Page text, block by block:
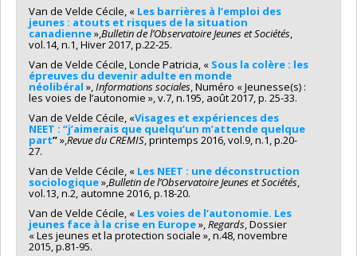
Van de Velde Cécile, « Les barrières à l’emploi des
jeunes : atouts et risques de la situation
canadienne»,Bulletin de l’Observatoire Jeunes et Sociétés,
vol.14, n.1, Hiver 2017, p.22-25.
Van de Velde Cécile, Loncle Patricia, « Sous la colère : les
épreuves du devenir adulte en monde
néolibéral »,Informations sociales, Numéro « Jeunesse(s) :
les voies de l’autonomie », v.7, n.195, août 2017, p. 25-33.
Van de Velde Cécile, «Visages et expériences des
NEET : “j’aimerais que quelqu’un m’attende quelque
part”»,Revue du CREMIS, printemps 2016, vol.9, n.1, p.20-
27.
Van de Velde Cécile, « Les NEET : une déconstruction
sociologique»,Bulletin de l’Observatoire Jeunes et Sociétés,
vol.13, n.2, automne 2016, p.18-20.
Van de Velde Cécile, « Les voies de l’autonomie. Les
jeunes face à la crise en Europe»,Regards, Dossier
« Les jeunes et la protection sociale », n.48, novembre
2015, p.81-95.